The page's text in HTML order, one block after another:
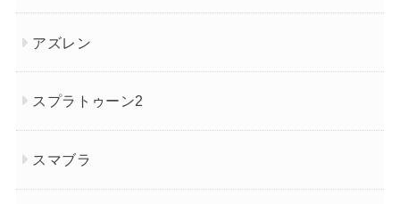
アズレン
スプラトゥーン2
スマブラ